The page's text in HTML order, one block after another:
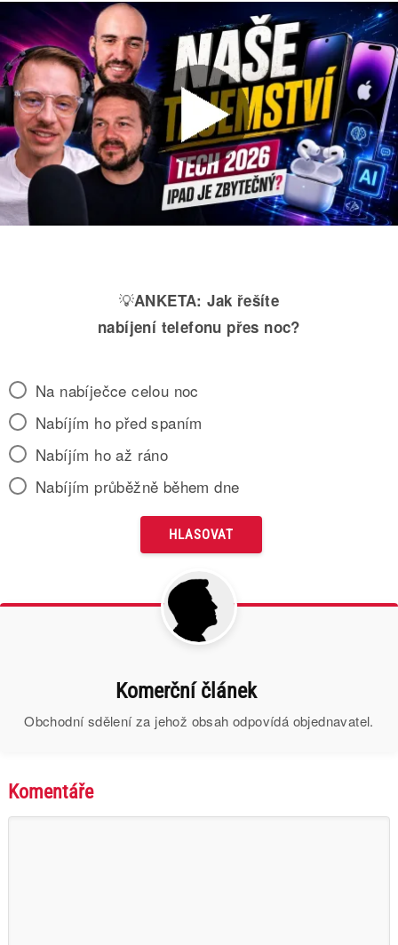
💡ANKETA: Jak řešíte
nabíjení telefonu přes noc?
Na nabíječce celou noc
Nabíjím ho před spaním
Nabíjím ho až ráno
Nabíjím průběžně během dne
Komerční článek
Obchodní sdělení za jehož obsah odpovídá objednavatel.
Komentáře